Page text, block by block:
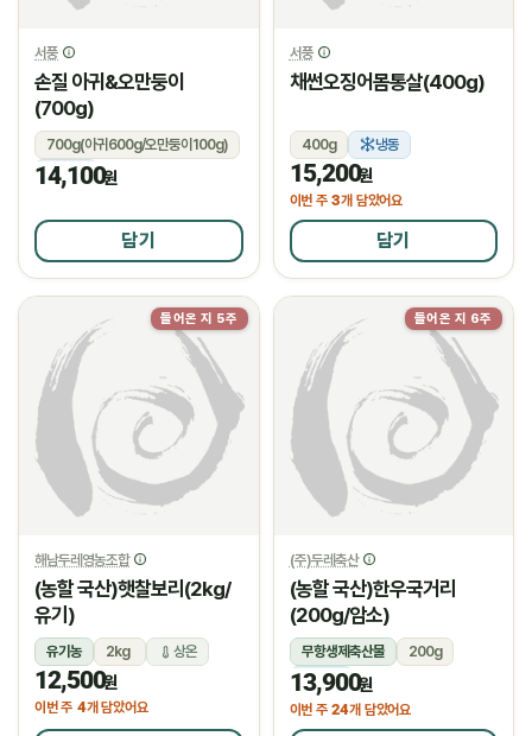
서풍
손질 아귀&오만둥이
(700g)
700g(아귀600g/오만둥이100g)
냉동
14,100원
담기
서풍
채썬오징어몸통살(400g)
400g 냉동
15,200원
이번 주 3개 담았어요
담기
들어온 지 5주
해남두레영농조합
(농할 국산)햇찰보리(2kg/
유기)
유기농 2kg 상온
12,500원
이번 주 4개 담았어요
들어온 지 6주
(주)두레축산
(농할 국산)한우국거리
(200g/암소)
무항생제축산물
200g
냉장
13,900원
이번 주 24개 담았어요